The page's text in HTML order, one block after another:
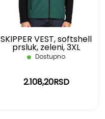
SKIPPER VEST, softshell
prsluk, zeleni, 3XL
Dostupno
2.108,20RSD